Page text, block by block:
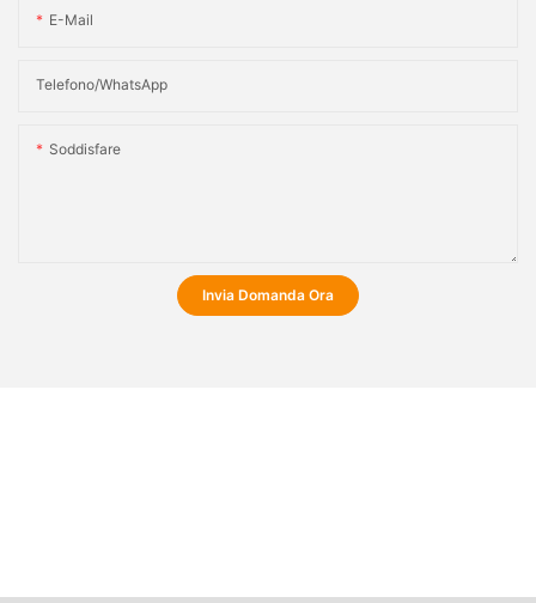
E-Mail
Telefono/WhatsApp
Soddisfare
Invia Domanda Ora